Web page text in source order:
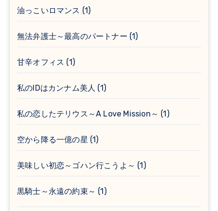
油っこいロマンス (1)
無法弁護士～最高のパートナー (1)
甘辛オフィス (1)
私のIDはカンナム美人 (1)
私の恋したテリウス～A Love Mission～ (1)
空から降る一億の星 (1)
美味しい初恋～ゴハン行こうよ～ (1)
黒騎士～永遠の約束～ (1)